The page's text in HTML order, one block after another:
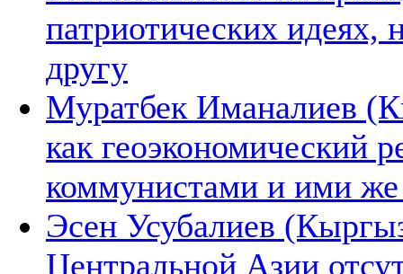
патриотических идеях,
другу
Муратбек Иманалиев
как геоэкономический
коммунистами и ими
Эсен Усубалиев
Центральной Азии